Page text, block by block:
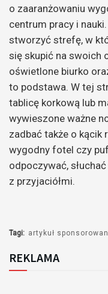
o zaaranżowaniu
centrum pracy i
stworzyć strefę, w
się skupić na swoich
oświetlone biurko
to podstawa. W tej
tablicę korkową lub
wywieszone ważne
zadbać także o kącik
wygodny fotel czy
odpoczywać,
z przyjaciółmi.
Tagi: artykuł
REKLAMA